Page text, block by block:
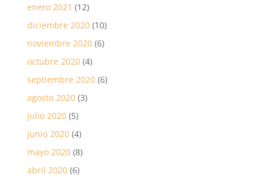
enero 2021 (12)
diciembre 2020(10)
noviembre 2020(6)
octubre 2020(4)
septiembre 2020(6)
agosto 2020(3)
julio 2020(5)
junio 2020(4)
mayo 2020(8)
abril 2020(6)